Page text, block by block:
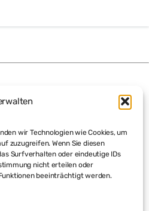
wir Technologien wie Cookies, um
zuzugreifen. Wenn Sie diesen
Surfverhalten oder eindeutige IDs
nicht erteilen oder
beeinträchtigt werden.